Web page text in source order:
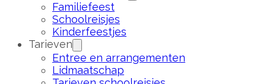
Familiefeest
Schoolreisjes
Kinderfeestjes
Tarieven
Entree en arrangementen
Lidmaatschap